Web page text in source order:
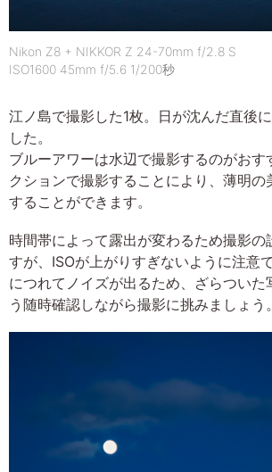
Nikon Z8 + NIKKOR Z 24-70mm f/2.8 S
ISO1600 45mm f/5.6 1/200秒
江ノ島で撮影した1枚。日が沈んだ直後
した。
ブルーアワーは水辺で撮影するのがおす
クションで撮影することにより、薄明の
することができます。
時間帯によって露出が変わるため撮影の
すが、ISOが上がりすぎないように注意
につれてノイズが出るため、ざらついた
う随時確認しながら撮影に挑みましょう。